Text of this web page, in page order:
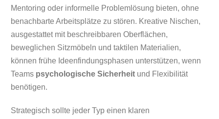
Mentoring oder informelle Problemlösung bieten, ohne
benachbarte Arbeitsplätze zu stören. Kreative Nischen,
ausgestattet mit beschreibbaren Oberflächen,
beweglichen Sitzmöbeln und taktilen Materialien,
können frühe Ideenfindungsphasen unterstützen, wenn
Teams psychologische Sicherheit und Flexibilität
benötigen.
Strategisch sollte jeder Typ einen klaren